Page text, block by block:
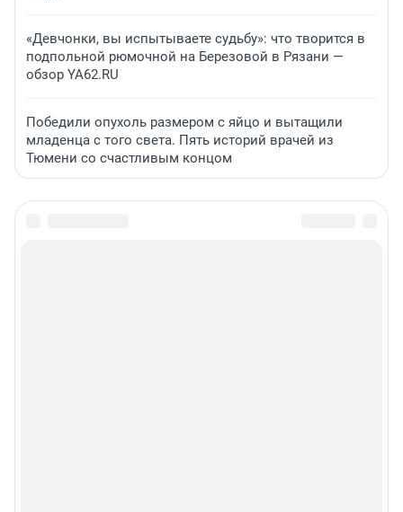
«Девчонки, вы испытываете судьбу»: что творится в
подпольной рюмочной на Березовой в Рязани —
обзор YA62.RU
Победили опухоль размером с яйцо и вытащили
младенца с того света. Пять историй врачей из
Тюмени со счастливым концом